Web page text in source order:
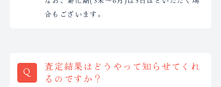
合もございます。
査定結果はどうやって知らせてくれ
るのですか？